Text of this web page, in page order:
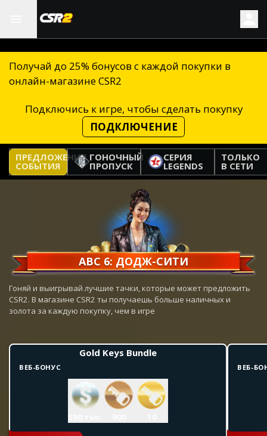
Получай до 25% бонусов с каждой покупки в
онлайн-магазине CSR2
Подключись к игре, чтобы сделать покупку
ПОДКЛЮЧЕНИЕ
ПРЕДЛОЖЕНИЯ
СОБЫТИЯ
ГОНОЧНЫЙ
ПРОПУСК
СЕРИЯ
LEGENDS
ТОЛЬКО
В СЕТИ
АВС 6: ДОДЖ-СИТИ
Гоняй и выигрывай лучшие тачки, которые может предложить
CSR2. В магазине CSR2 ты получаешь больше наличных и
золота за каждую покупку, чем в игре
Gold Keys Bundle
ВЕБ-БОНУС ВЕБ-